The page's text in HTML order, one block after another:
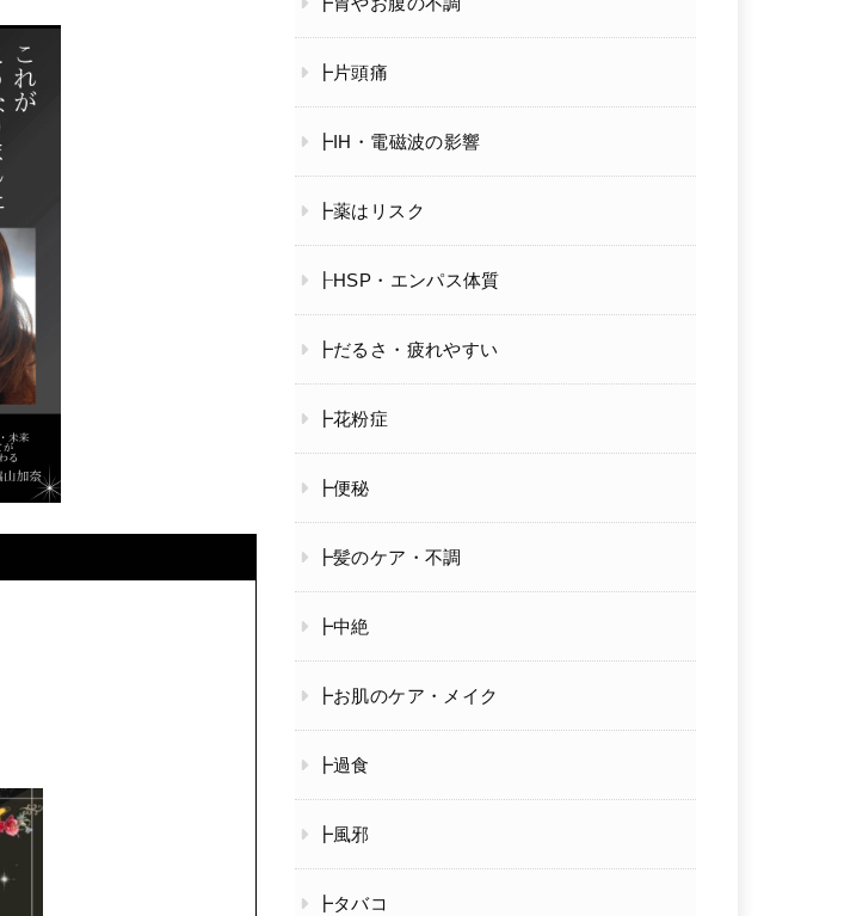
┣片頭痛
┣IH・電磁波の影響
┣薬はリスク
┠HSP・エンパス体質
┣だるさ・疲れやすい
┣花粉症
┣便秘
┣髪のケア・不調
┣中絶
┣お肌のケア・メイク
┣過食
┣風邪
┣タバコ